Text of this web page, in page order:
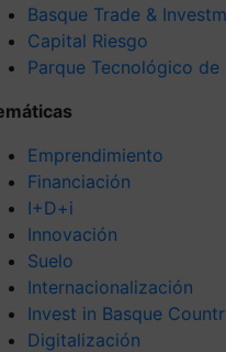
Basque Trade &
Capital Riesgo
Parque Tecnológico de
Emprendimiento
Financiación
I+D+i
Innovación
Suelo
Internacionalización
Invest in Basque
Digitalización